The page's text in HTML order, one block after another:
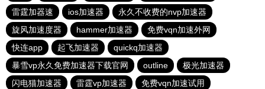
雷霆加器速
ios加速器
永久不收费的nvp加速器
旋风加速度器
hammer加速器
免费vqn加速外网
快连app
起飞加速器
quickq加速器
暴雪vp永久免费加速器下载官网
outline
极光加速器
闪电猫加速器
雷霆vp加速器
免费vqn加速试用